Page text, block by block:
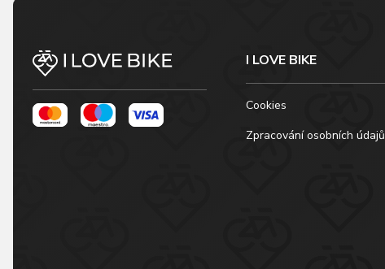
I LOVE BIKE
Cookies
Zpracování osobních údajů